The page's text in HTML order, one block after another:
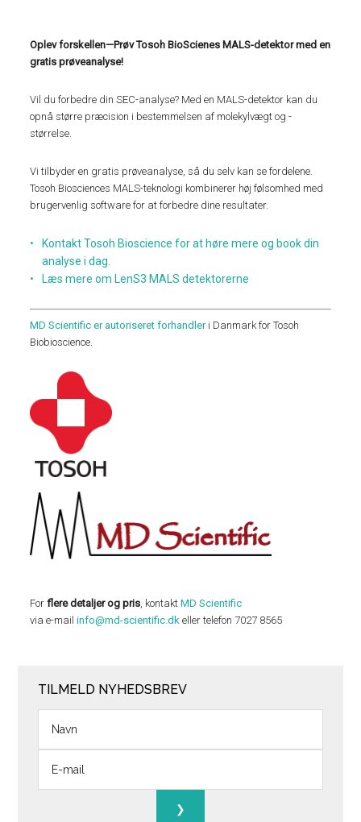
Oplev forskellen—Prøv Tosoh BioScienes MALS-detektor med en
gratis prøveanalyse!
Vil du forbedre din SEC-analyse? Med en MALS-detektor kan du
opnå større præcision i bestemmelsen af molekylvægt og -
størrelse.
Vi tilbyder en gratis prøveanalyse, så du selv kan se fordelene.
Tosoh Biosciences MALS-teknologi kombinerer høj følsomhed med
brugervenlig software for at forbedre dine resultater.
Kontakt Tosoh Bioscience for at høre mere og book din
analyse i dag
Læs mere om LenS3 MALS detektorerne
MD Scientific er autoriseret forhandleri Danmark for Tosoh
Biobioscience.
For flere detaljer og pris , kontaktMD Scientific
via e-mailinfo@md-scientific.dk eller telefon 7027 8565
TILMELD NYHEDSBREV